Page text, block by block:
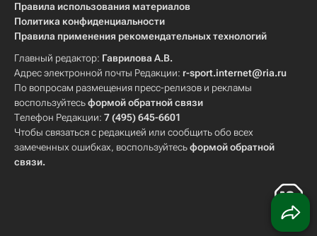
Правила использования материалов
Политика конфиденциальности
Правила применения рекомендательных технологий
Главный редактор: Гаврилова А.В.
Адрес электронной почты Редакции: r-sport.internet@ria.ru
По вопросам размещения пресс-релизов и рекламы
воспользуйтесьформой обратной связи
Телефон Редакции: 7 (495) 645-6601
Чтобы связаться с редакцией или сообщить обо всех
замеченных ошибках, воспользуйтесьформой обратной
связи.